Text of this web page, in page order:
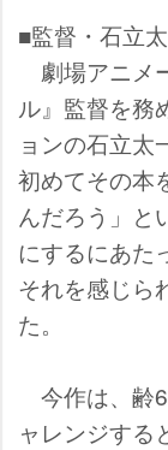
■監督・石立
劇場アニメ
ル』監督を務
ョンの石立太
初めてその本
んだろう」と
にするにあた
それを感じら
た。
今作は、齢
ャレンジする